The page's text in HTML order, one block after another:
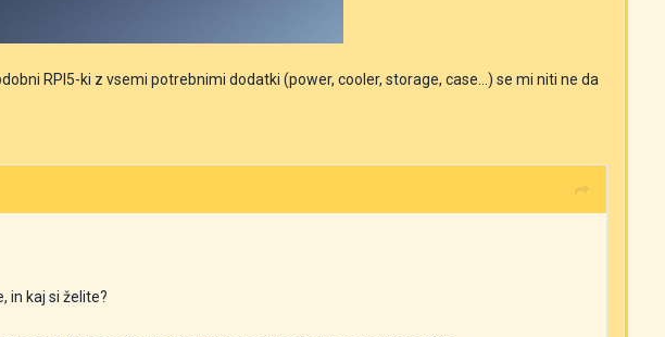
RPI5-ki z vsemi potrebnimi dodatki (power, cooler, storage, case...) se mi niti ne da
in kaj si želite?